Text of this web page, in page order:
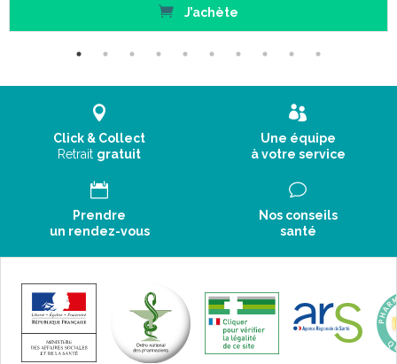
Code ACL : 6303456
Code EAN : 0190446673552
J’achète
Click & Collect
Retrait gratuit
Une équipe
à votre service
Prendre
un rendez-vous
Nos conseils
santé